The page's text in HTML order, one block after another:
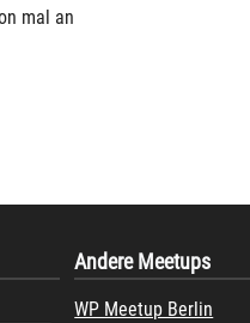
mal an
Andere Meetups
WP Meetup Berlin